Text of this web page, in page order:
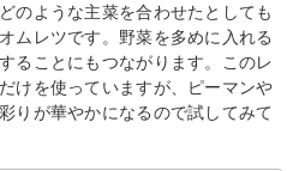
のような主菜を合わせたとしても
ムレツです。野菜を多めに入れる
ることにもつながります。このレ
けを使っていますが、ピーマンや
りが華やかになるので試してみて